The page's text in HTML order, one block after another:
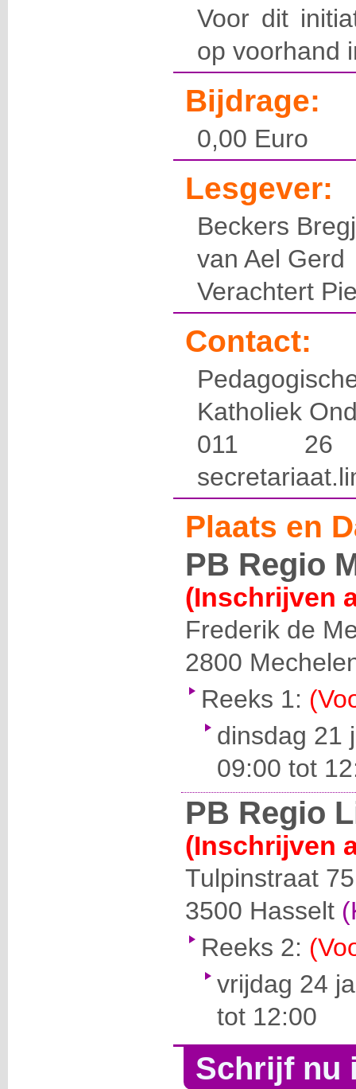
Voor dit
op voorhand
Bijdrage:
0,00 Euro
Lesgever:
Beckers
van Ael Gerd
Verachtert
Contact:
Katholiek
011
Plaats en
PB Regio
(Inschrijven
Frederik de
2800
Reeks 1:
dinsdag 21
09:00 tot
PB Regio
(Inschrijven
Tulpinstraat 75
3500 Hasselt
Reeks 2:
vrijdag 24
tot 12:00
Schrijf nu